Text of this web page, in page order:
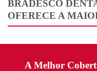
BRADESCO
OFERECE A
A Melhor